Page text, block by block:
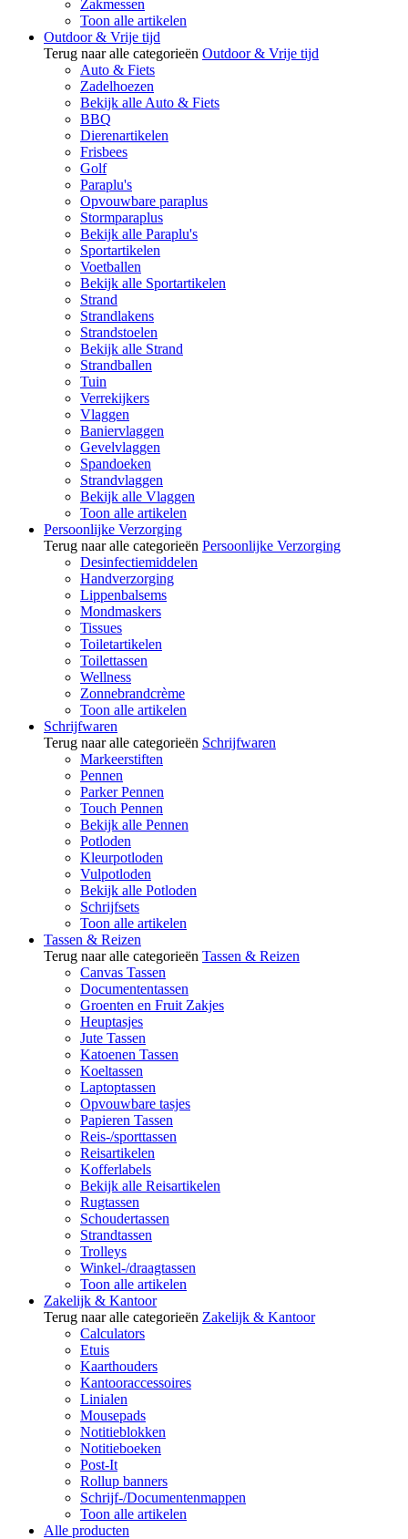
Zakmessen
Toon alle artikelen
Outdoor & Vrije tijd
Terug naar alle categorieën Outdoor & Vrije tijd
Auto & Fiets
Zadelhoezen
Bekijk alle Auto & Fiets
BBQ
Dierenartikelen
Frisbees
Golf
Paraplu's
Opvouwbare paraplus
Stormparaplus
Bekijk alle Paraplu's
Sportartikelen
Voetballen
Bekijk alle Sportartikelen
Strand
Strandlakens
Strandstoelen
Bekijk alle Strand
Strandballen
Tuin
Verrekijkers
Vlaggen
Baniervlaggen
Gevelvlaggen
Spandoeken
Strandvlaggen
Bekijk alle Vlaggen
Toon alle artikelen
Persoonlijke Verzorging
Terug naar alle categorieën Persoonlijke Verzorging
Desinfectiemiddelen
Handverzorging
Lippenbalsems
Mondmaskers
Tissues
Toiletartikelen
Toilettassen
Wellness
Zonnebrandcrème
Toon alle artikelen
Schrijfwaren
Terug naar alle categorieën Schrijfwaren
Markeerstiften
Pennen
Parker Pennen
Touch Pennen
Bekijk alle Pennen
Potloden
Kleurpotloden
Vulpotloden
Bekijk alle Potloden
Schrijfsets
Toon alle artikelen
Tassen & Reizen
Terug naar alle categorieën Tassen & Reizen
Canvas Tassen
Documententassen
Groenten en Fruit Zakjes
Heuptasjes
Jute Tassen
Katoenen Tassen
Koeltassen
Laptoptassen
Opvouwbare tasjes
Papieren Tassen
Reis-/sporttassen
Reisartikelen
Kofferlabels
Bekijk alle Reisartikelen
Rugtassen
Schoudertassen
Strandtassen
Trolleys
Winkel-/draagtassen
Toon alle artikelen
Zakelijk & Kantoor
Terug naar alle categorieën Zakelijk & Kantoor
Calculators
Etuis
Kaarthouders
Kantooraccessoires
Linialen
Mousepads
Notitieblokken
Notitieboeken
Post-It
Rollup banners
Schrijf-/Documentenmappen
Toon alle artikelen
Alle producten